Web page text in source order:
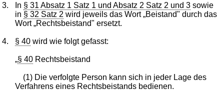
3. In § 31 Absatz 1 Satz 1 und Absatz 2 Satz 2 und 3 sowie
in § 32 Satz 2 wird jeweils das Wort „Beistand" durch das
Wort „Rechtsbeistand" ersetzt.
4. § 40 wird wie folgt gefasst:
„§ 40 Rechtsbeistand
(1) Die verfolgte Person kann sich in jeder Lage des
Verfahrens eines Rechtsbeistands bedienen.